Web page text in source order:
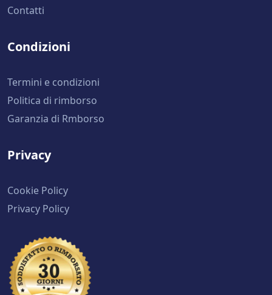
Contatti
Condizioni
Termini e condizioni
Politica di rimborso
Garanzia di Rmborso
Privacy
Cookie Policy
Privacy Policy